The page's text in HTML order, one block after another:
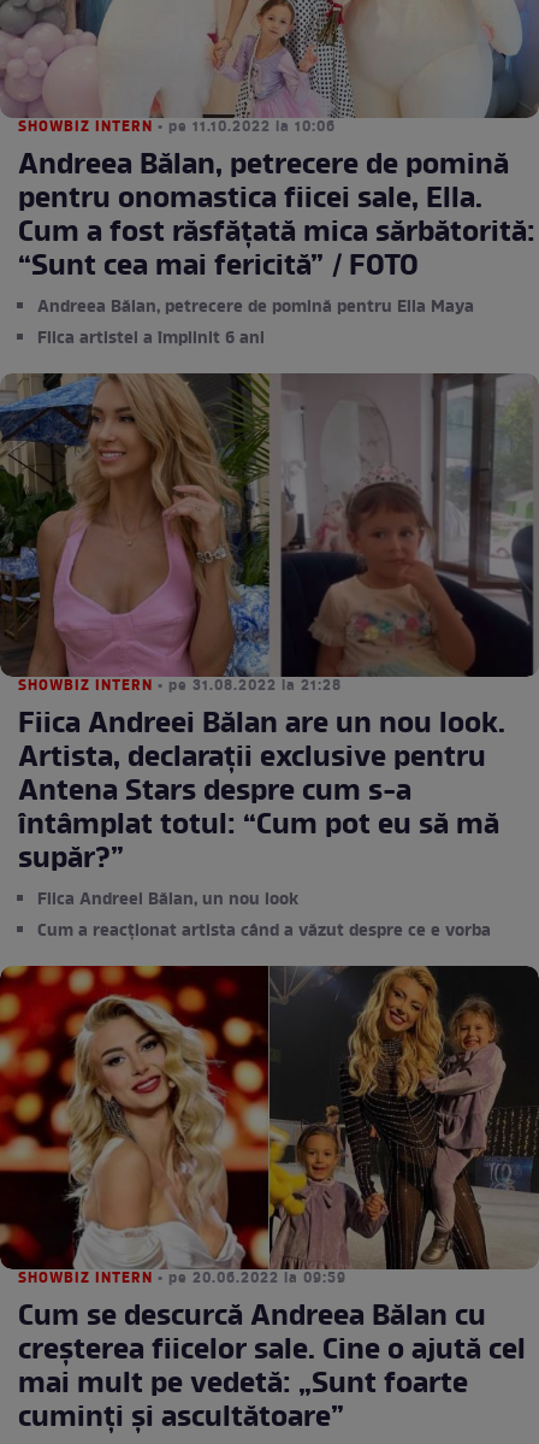
SHOWBIZ INTERN • pe 11.10.2022 la 10:06
Andreea Bălan, petrecere de pomină
pentru onomastica fiicei sale, Ella.
Cum a fost răsfățată mica sărbătorită:
“Sunt cea mai fericită” / FOTO
Andreea Bălan, petrecere de pomină pentru Ella Maya
Fiica artistei a împlinit 6 ani
SHOWBIZ INTERN • pe 31.08.2022 la 21:28
Fiica Andreei Bălan are un nou look.
Artista, declarații exclusive pentru
Antena Stars despre cum s-a
întâmplat totul: “Cum pot eu să mă
supăr?”
Fiica Andreei Bălan, un nou look
Cum a reacționat artista când a văzut despre ce e vorba
SHOWBIZ INTERN • pe 20.06.2022 la 09:59
Cum se descurcă Andreea Bălan cu
creșterea fiicelor sale. Cine o ajută cel
mai mult pe vedetă: „Sunt foarte
cuminţi şi ascultătoare”